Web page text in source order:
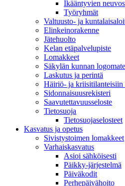
Ikääntyvien
Työryhmät
Valtuusto- ja
Elinkeinorakenne
Jätehuolto
Kelan etäpalvelupiste
Lomakkeet
Säkylän kunnan
Laskutus ja perintä
Häiriö- ja kriisitilanteisiin
Sidonnaisuusrekisteri
Saavutettavuusseloste
Tietosuoja
Tietosuojaselosteet
Kasvatus ja opetus
Sivistystoimen lomakkeet
Varhaiskasvatus
Asioi sähköisesti
Päikky-järjestelmä
Päiväkodit
Perhepäivähoito